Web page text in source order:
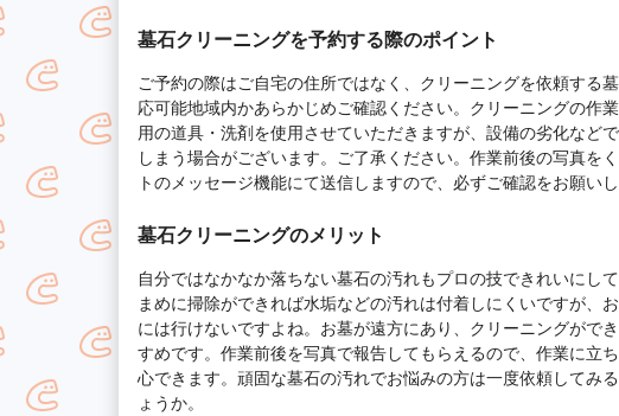
墓石クリーニングを予約する際のポイント
ご予約の際はご自宅の住所ではなく、クリーニングを依頼する
応可能地域内かあらかじめご確認ください。クリーニングの作
用の道具・洗剤を使用させていただきますが、設備の劣化など
しまう場合がございます。ご了承ください。作業前後の写真を
トのメッセージ機能にて送信しますので、必ずご確認をお願いし
墓石クリーニングのメリット
自分ではなかなか落ちない墓石の汚れもプロの技できれいにし
まめに掃除ができれば水垢などの汚れは付着しにくいですが、
には行けないですよね。お墓が遠方にあり、クリーニングがで
すめです。作業前後を写真で報告してもらえるので、作業に立
心できます。頑固な墓石の汚れでお悩みの方は一度依頼してみ
ょうか。